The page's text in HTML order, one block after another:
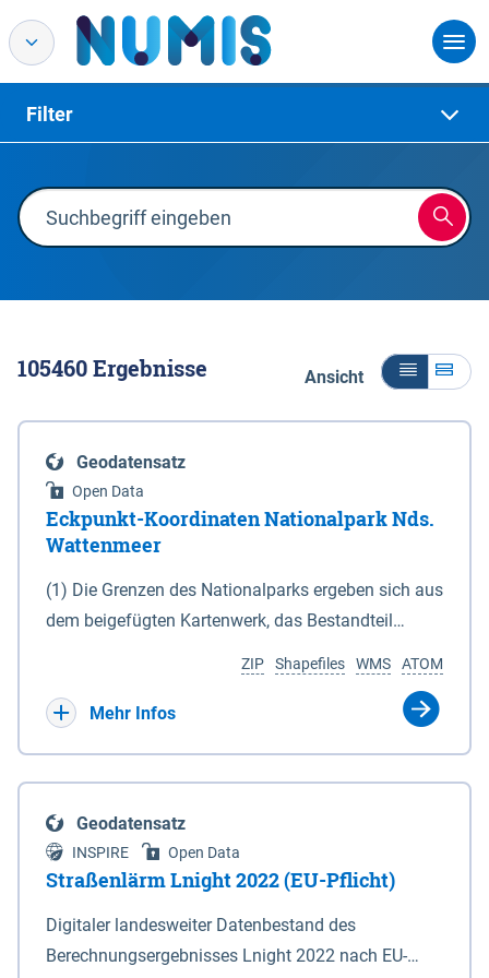
Filter
105460Ergebnisse Ansicht
Geodatensatz
Open Data
Eckpunkt-Koordinaten Nationalpark Nds.
Wattenmeer
(1) Die Grenzen des Nationalparks ergeben sich aus
dem beigefügten Kartenwerk, das Bestandteil
(DTK) im Maßstab 1 : 100 000 (Anlage 2), 2.
verkleinerte Amtliche Karte 1 : 5 000 (AK5) im
projizierte Koordinaten im Europäischen
Terrestrischen Referenzsystem 1989 (ETRS 89) mit
der Universalen Transversalen Mercator-Abbildung
bezogen auf die Zone 32 N (UTM 32N) dargestellt
(Anlage 4); Gleiches gilt für die geografischen
ATOM
WMS
Shapefiles
ZIP
Mehr Infos
Geodatensatz
INSPIRE Open Data
Straßenlärm Lnight 2022 (EU-Pflicht)
Digitaler landesweiter Datenbestand des
Berechnungsergebnisses Lnight 2022 nach EU-